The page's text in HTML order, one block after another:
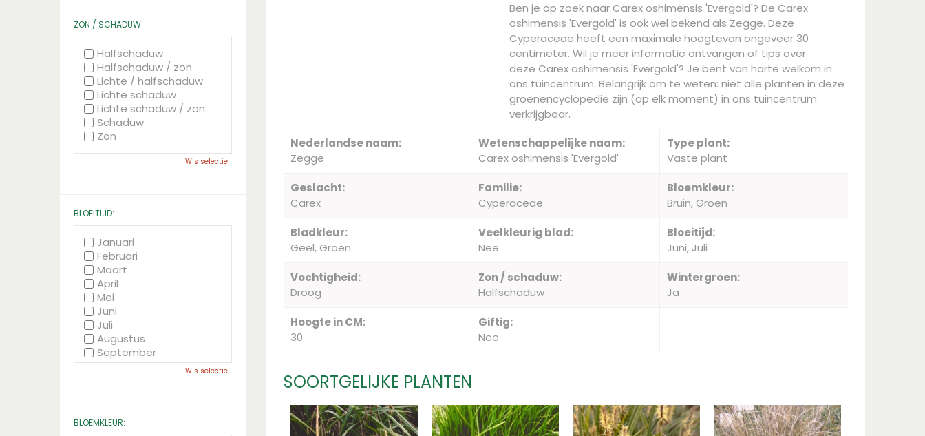
Ben je op zoek naar Carex oshimensis 'Evergold'? De Carex
oshimensis 'Evergold' is ook wel bekend als Zegge. Deze
Cyperaceae heeft een maximale hoogtevan ongeveer 30
centimeter. Wil je meer informatie ontvangen of tips over
deze Carex oshimensis 'Evergold'? Je bent van harte welkom in
ons tuincentrum. Belangrijk om te weten: niet alle planten in deze
groenencyclopedie zijn (op elk moment) in ons tuincentrum
verkrijgbaar.
Nederlandse naam:
Zegge
Wetenschappelijke naam:
Carex oshimensis 'Evergold'
Type plant:
Vaste plant
Geslacht:
Carex
Familie:
Cyperaceae
Bloemkleur:
Bruin, Groen
Bladkleur:
Geel, Groen
Veelkleurig blad:
Nee
Bloeitijd:
Juni, Juli
Vochtigheid:
Droog
Zon / schaduw:
Halfschaduw
Wintergroen:
Ja
Hoogte in CM:
30
Giftig:
Nee
SOORTGELIJKE PLANTEN
ZON / SCHADUW:
Halfschaduw
Halfschaduw / zon
Lichte / halfschaduw
Lichte schaduw
Lichte schaduw / zon
Schaduw
Zon
Wis selectie
BLOEITIJD:
Januari
Februari
Maart
April
Mei
Juni
Juli
Augustus
September
Oktober
Wis selectie
BLOEMKLEUR: